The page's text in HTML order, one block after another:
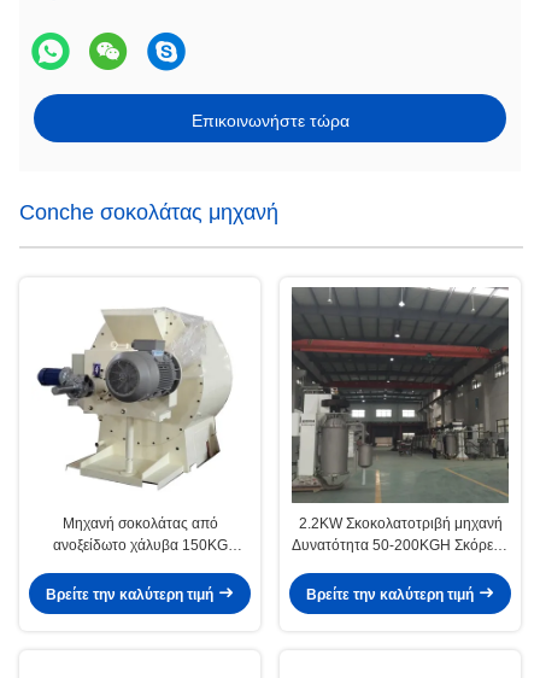
Επικοινωνήστε τώρα
Conche σοκολάτας μηχανή
Μηχανή σοκολάτας από
ανοξείδωτο χάλυβα 150KG
30RPM Σχεδιασμένη για να
βελτιώσει τη σοκολάτα και την
Βρείτε την καλύτερη τιμή
2.2KW Σκοκολατοτριβή μηχανή
Δυνατότητα 50-200KGH Σκόρεμα
εφαρμογές παραγωγής
σοκολάτας
Βρείτε την καλύτερη τιμή